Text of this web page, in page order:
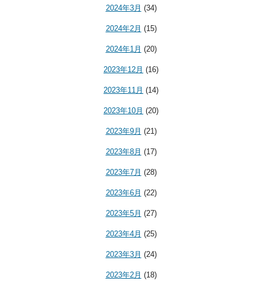
2024年3月 (34)
2024年2月 (15)
2024年1月 (20)
2023年12月 (16)
2023年11月 (14)
2023年10月 (20)
2023年9月 (21)
2023年8月 (17)
2023年7月 (28)
2023年6月 (22)
2023年5月 (27)
2023年4月 (25)
2023年3月 (24)
2023年2月 (18)